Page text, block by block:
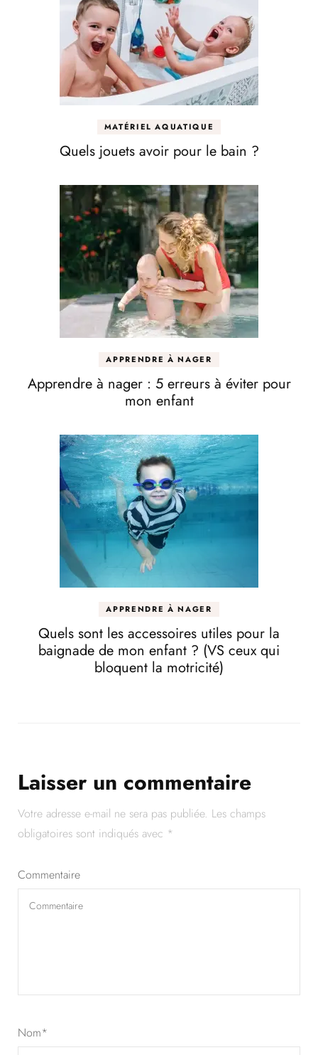
MATÉRIEL AQUATIQUE
Quels jouets avoir pour le bain ?
APPRENDRE À NAGER
Apprendre à nager : 5 erreurs à éviter pour
mon enfant
APPRENDRE À NAGER
Quels sont les accessoires utiles pour la
baignade de mon enfant ? (VS ceux qui
bloquent la motricité)
Laisser un commentaire
Votre adresse e-mail ne sera pas publiée. Les champs
obligatoires sont indiqués avec *
Commentaire
Nom*